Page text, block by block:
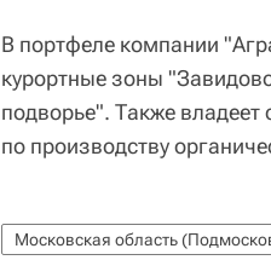
В портфеле компании
курортные зоны
подворье". Также
по производству
Московская область